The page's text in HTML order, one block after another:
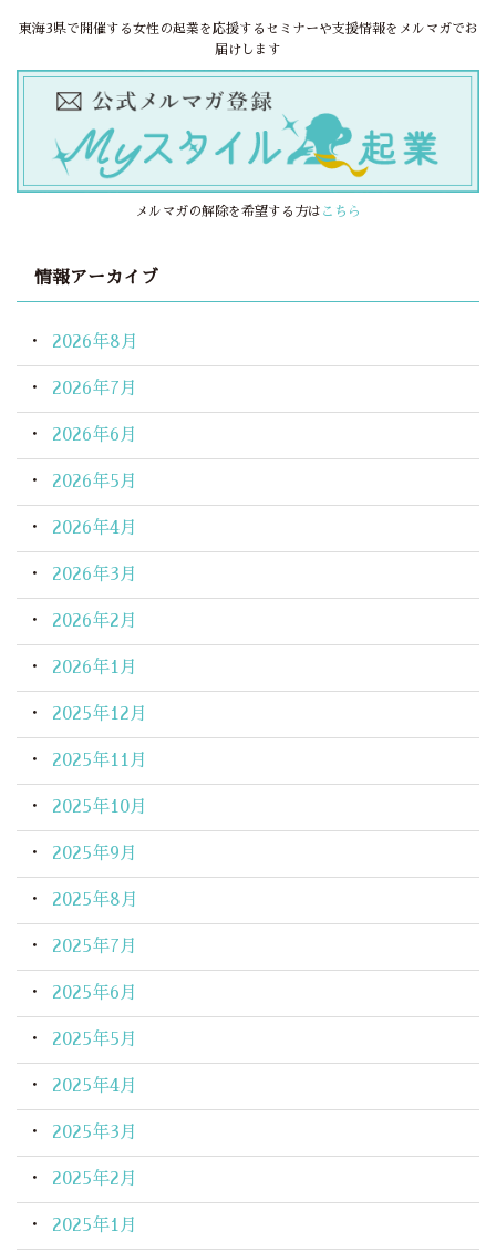
東海3県で開催する女性の起業を応援するセミナーや支援情報をメルマガでお
届けします
メルマガの解除を希望する方は こちら
情報アーカイブ
2026年8月
2026年7月
2026年6月
2026年5月
2026年4月
2026年3月
2026年2月
2026年1月
2025年12月
2025年11月
2025年10月
2025年9月
2025年8月
2025年7月
2025年6月
2025年5月
2025年4月
2025年3月
2025年2月
2025年1月